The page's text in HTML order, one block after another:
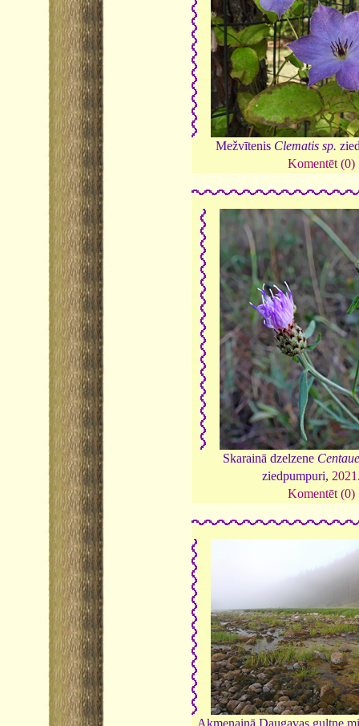
Mežvītenis Clematis sp.
Komentēt (0)
Skarainā dzelzene
ziedpumpuri, 2021
Komentēt (0)